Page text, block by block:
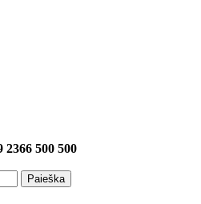
2366 500 500
Paieška